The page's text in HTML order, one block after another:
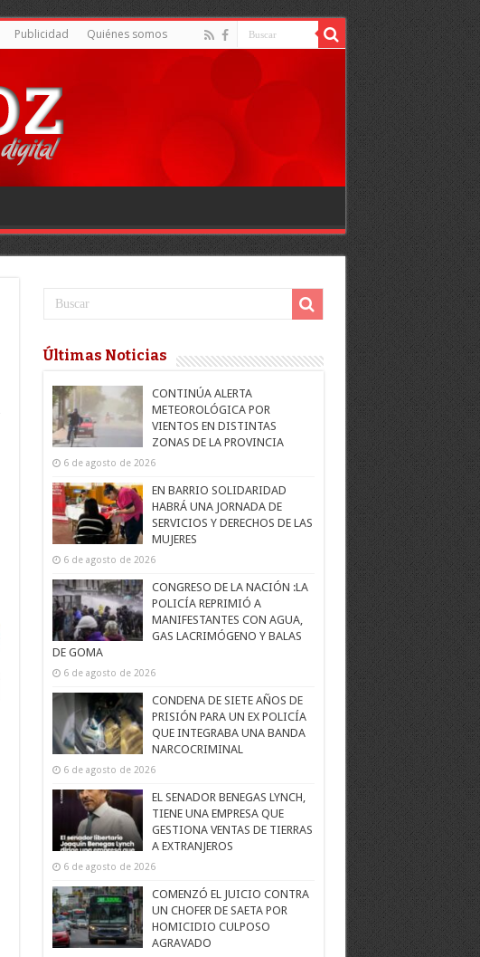
Publicidad Quiénes somos
Últimas Noticias
CONTINÚA ALERTA
METEOROLÓGICA POR
VIENTOS EN DISTINTAS
ZONAS DE LA PROVINCIA
6 de agosto de 2026
EN BARRIO SOLIDARIDAD
HABRÁ UNA JORNADA DE
SERVICIOS Y DERECHOS DE LAS
MUJERES
6 de agosto de 2026
CONGRESO DE LA NACIÓN :LA
POLICÍA REPRIMIÓ A
MANIFESTANTES CON AGUA,
GAS LACRIMÓGENO Y BALAS
DE GOMA
6 de agosto de 2026
CONDENA DE SIETE AÑOS DE
PRISIÓN PARA UN EX POLICÍA
QUE INTEGRABA UNA BANDA
NARCOCRIMINAL
6 de agosto de 2026
EL SENADOR BENEGAS LYNCH,
TIENE UNA EMPRESA QUE
GESTIONA VENTAS DE TIERRAS
A EXTRANJEROS
6 de agosto de 2026
COMENZÓ EL JUICIO CONTRA
UN CHOFER DE SAETA POR
HOMICIDIO CULPOSO
AGRAVADO